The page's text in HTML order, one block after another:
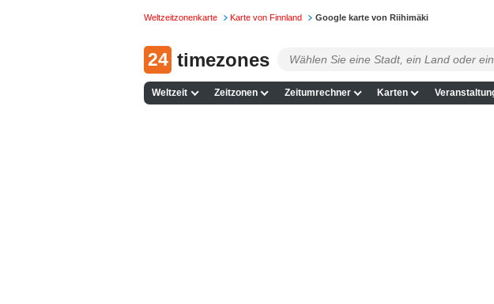
Weltzeitzonenkarte Karte von Finnland Google karte von Riihimäki
24 timezones
Weltzeit Zeitzonen Zeitumrechner Karten